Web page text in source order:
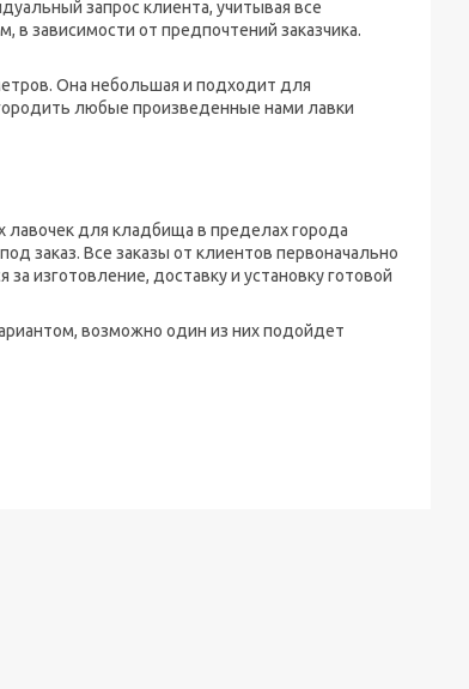
запрос клиента, учитывая все
зависимости от предпочтений заказчика.
Она небольшая и подходит для
любые произведенные нами лавки
лавочек для кладбища в пределах города
заказ. Все заказы от клиентов первоначально
изготовление, доставку и установку готовой
возможно один из них подойдет